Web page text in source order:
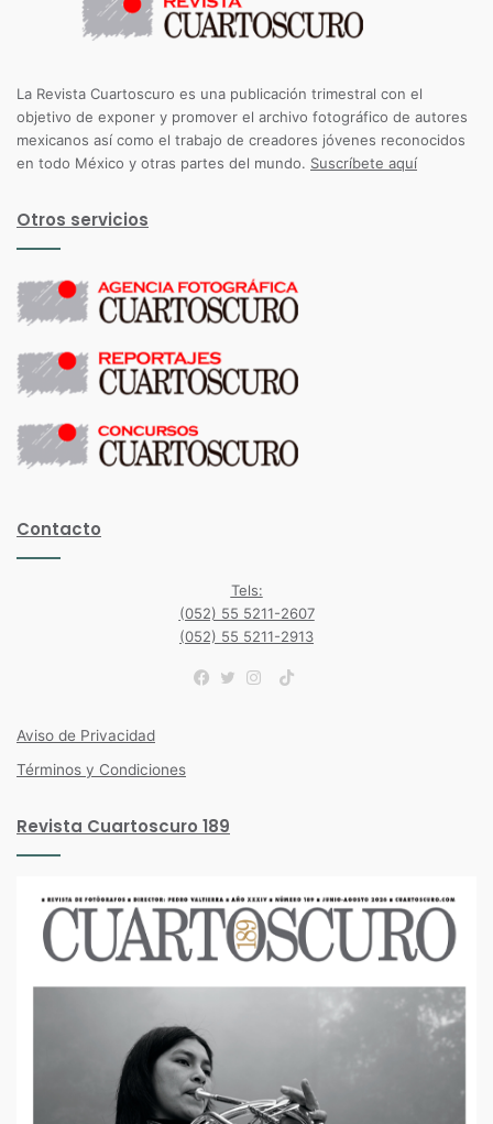
La Revista Cuartoscuro es una publicación trimestral con el
objetivo de exponer y promover el archivo fotográfico de autores
mexicanos así como el trabajo de creadores jóvenes reconocidos
en todo México y otras partes del mundo. Suscríbete aquí
Otros servicios
Contacto
Tels:
(052) 55 5211-2607
(052) 55 5211-2913
TikTok
Aviso de Privacidad
Términos y Condiciones
Revista Cuartoscuro 189